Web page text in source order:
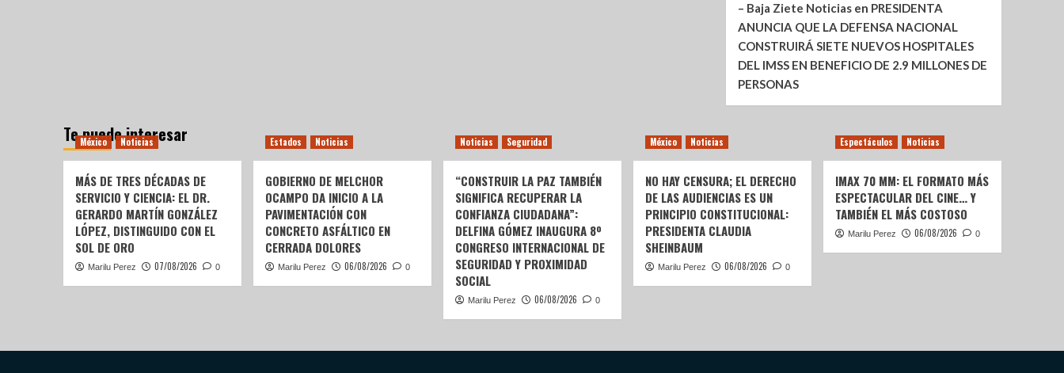
– Baja Ziete Noticiasen PRESIDENTA
ANUNCIA QUE LA DEFENSA NACIONAL
CONSTRUIRÁ SIETE NUEVOS HOSPITALES
DEL IMSS EN BENEFICIO DE 2.9 MILLONES DE
PERSONAS
Te puede interesar
México Noticias
MÁS DE TRES DÉCADAS DE
SERVICIO Y CIENCIA: EL DR.
GERARDO MARTÍN GONZÁLEZ
LÓPEZ, DISTINGUIDO CON EL
SOL DE ORO
Marilu Perez 07/08/2026 0
Estados Noticias
GOBIERNO DE MELCHOR
OCAMPO DA INICIO A LA
PAVIMENTACIÓN CON
CONCRETO ASFÁLTICO EN
CERRADA DOLORES
Marilu Perez 06/08/2026 0
Noticias Seguridad
“CONSTRUIR LA PAZ TAMBIÉN
SIGNIFICA RECUPERAR LA
CONFIANZA CIUDADANA”:
DELFINA GÓMEZ INAUGURA 8º
CONGRESO INTERNACIONAL DE
SEGURIDAD Y PROXIMIDAD
SOCIAL
Marilu Perez 06/08/2026 0
México Noticias
NO HAY CENSURA; EL DERECHO
DE LAS AUDIENCIAS ES UN
PRINCIPIO CONSTITUCIONAL:
PRESIDENTA CLAUDIA
SHEINBAUM
Marilu Perez 06/08/2026 0
Espectáculos Noticias
IMAX 70 MM: EL FORMATO MÁS
ESPECTACULAR DEL CINE… Y
TAMBIÉN EL MÁS COSTOSO
Marilu Perez 06/08/2026 0